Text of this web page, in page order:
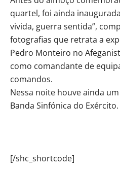
quartel, foi ainda
vivida, guerra sentida”,
fotografias que retrata a
Pedro Monteiro no
como comandante de
comandos.
Nessa noite houve ainda
Banda Sinfónica do Exército.
[/shc_shortcode]